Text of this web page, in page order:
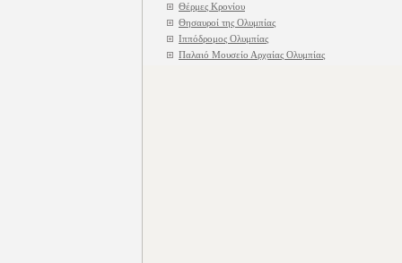
Θέρμες Κρονίου
Θησαυροί της Ολυμπίας
Ιππόδρομος Ολυμπίας
Παλαιό Μουσείο Αρχαίας Ολυμπίας